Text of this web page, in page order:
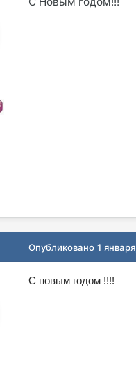
Опубликовано1
С новым годом !!!!